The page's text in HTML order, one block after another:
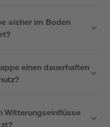
sicher im Boden
einen dauerhaften
Witterungseinflüsse